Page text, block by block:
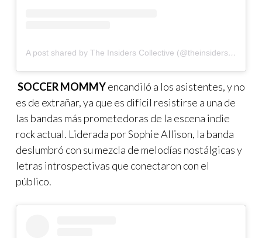
A post shared by The Insiders Collective (@theinsidersco)
SOCCER MOMMYencandiló a los asistentes, y no
es de extrañar, ya que es difícil resistirse a una de
las bandas más prometedoras de la escena indie
rock actual. Liderada por Sophie Allison, la banda
deslumbró con su mezcla de melodías nostálgicas y
letras introspectivas que conectaron con el
público.